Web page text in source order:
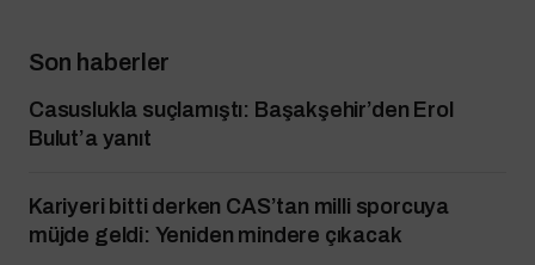
Son haberler
Casuslukla suçlamıştı: Başakşehir’den Erol
Bulut’a yanıt
Kariyeri bitti derken CAS’tan milli sporcuya
müjde geldi: Yeniden mindere çıkacak